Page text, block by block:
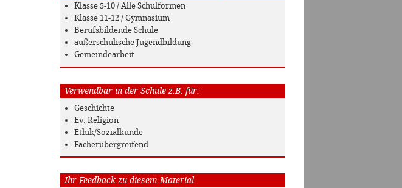
Klasse 5-10 / Alle Schulformen
Klasse 11-12 / Gymnasium
Berufsbildende Schule
außerschulische Jugendbildung
Gemeindearbeit
Verwendbar in der Schule z.B. für:
Geschichte
Ev. Religion
Ethik/Sozialkunde
Fächerübergreifend
Ihr Feedback zu diesem Material